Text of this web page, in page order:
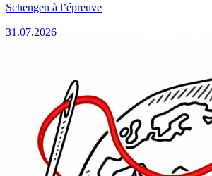
Schengen à l’épreuve
31.07.2026